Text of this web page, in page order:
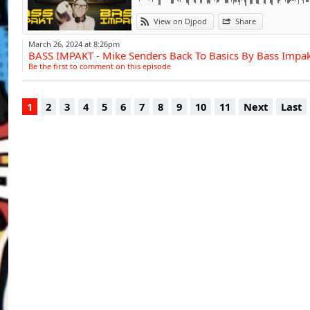
En 2005, il
Jumpstyle est
ouvre les portes
En 2009, il signe
View on Djpod Share
March 26, 2024 at 8:26pm
BASS IMPAKT - Mike Senders Back To Basics By Bass
Be the first to comment on this episode
1 2 3 4 5 6 7 8 9 10 11 Next Last